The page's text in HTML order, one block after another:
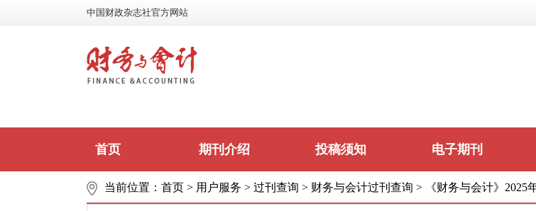
中国财政杂志社官方网站
首页 期刊介绍 投稿须知 电子期刊
当前位置： 首页 > 用户服务 > 过刊查询 > 财务与会计过刊查询 > 《财务与会计》2025